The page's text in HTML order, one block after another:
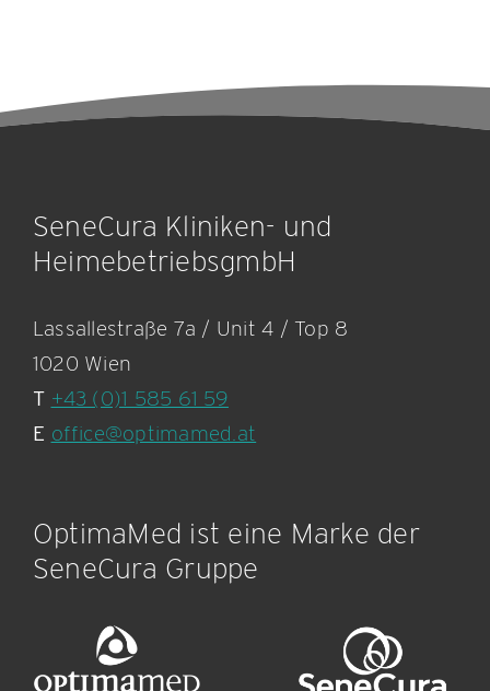
SeneCura Kliniken- und
HeimebetriebsgmbH
Lassallestraße 7a / Unit 4 / Top 8
1020 Wien
T +43 (0)1 585 61 59
E office@optimamed.at
OptimaMed ist eine Marke der
SeneCura Gruppe